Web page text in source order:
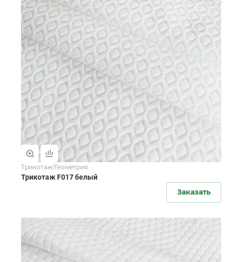
Трикотаж/Геометрия
Трикотаж F017 белый
Заказать